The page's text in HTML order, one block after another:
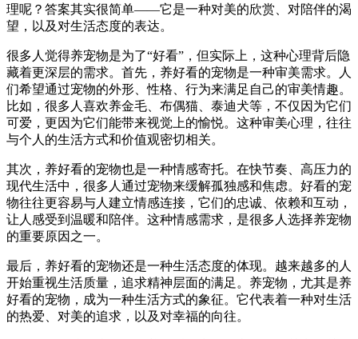
理呢？答案其实很简单——它是一种对美的欣赏、对陪伴的渴
望，以及对生活态度的表达。
很多人觉得养宠物是为了“好看”，但实际上，这种心理背后隐
藏着更深层的需求。首先，养好看的宠物是一种审美需求。人
们希望通过宠物的外形、性格、行为来满足自己的审美情趣。
比如，很多人喜欢养金毛、布偶猫、泰迪犬等，不仅因为它们
可爱，更因为它们能带来视觉上的愉悦。这种审美心理，往往
与个人的生活方式和价值观密切相关。
其次，养好看的宠物也是一种情感寄托。在快节奏、高压力的
现代生活中，很多人通过宠物来缓解孤独感和焦虑。好看的宠
物往往更容易与人建立情感连接，它们的忠诚、依赖和互动，
让人感受到温暖和陪伴。这种情感需求，是很多人选择养宠物
的重要原因之一。
最后，养好看的宠物还是一种生活态度的体现。越来越多的人
开始重视生活质量，追求精神层面的满足。养宠物，尤其是养
好看的宠物，成为一种生活方式的象征。它代表着一种对生活
的热爱、对美的追求，以及对幸福的向往。